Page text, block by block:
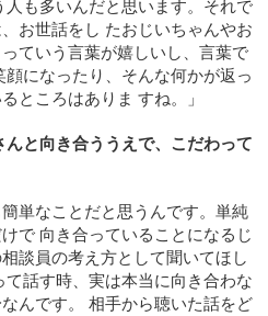
人も多いんだと思います。それで
お世話をし たおじいちゃんやお
ていう言葉が嬉しいし、言葉で
になったり、そんな何かが返っ
ところはありま すね。」
と向き合ううえで、こだわって
単なことだと思うんです。単純
で 向き合っていることになるじ
談員の考え方として聞いてほし
話す時、実は本当に向き合わな
んです。 相手から聴いた話をど